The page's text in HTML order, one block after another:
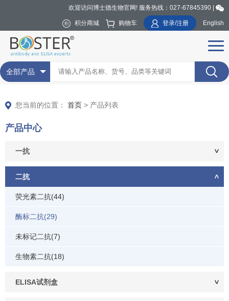
欢迎访问博士德生物官网! 服务热线：027-67845390 |
积分商城 购物车 登录/注册 English
全部产品
您当前的位置： 首页 > 产品列表
产品中心
一抗
二抗
荧光素二抗(44)
酶标二抗(29)
未标记二抗(7)
生物素二抗(18)
ELISA试剂盒